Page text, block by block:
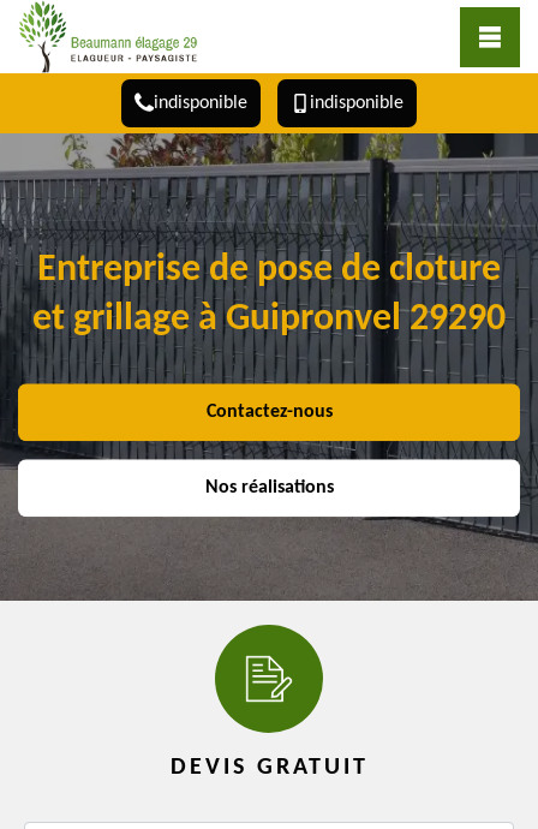
indisponible indisponible
Entreprise de pose de cloture
et grillage à Guipronvel 29290
Contactez-nous
Nos réalisations
DEVIS GRATUIT